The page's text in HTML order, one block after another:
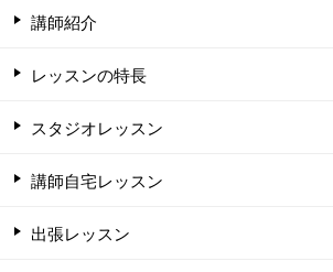
講師紹介
レッスンの特長
スタジオレッスン
講師自宅レッスン
出張レッスン